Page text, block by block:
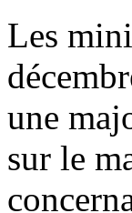
Les
une
sur le